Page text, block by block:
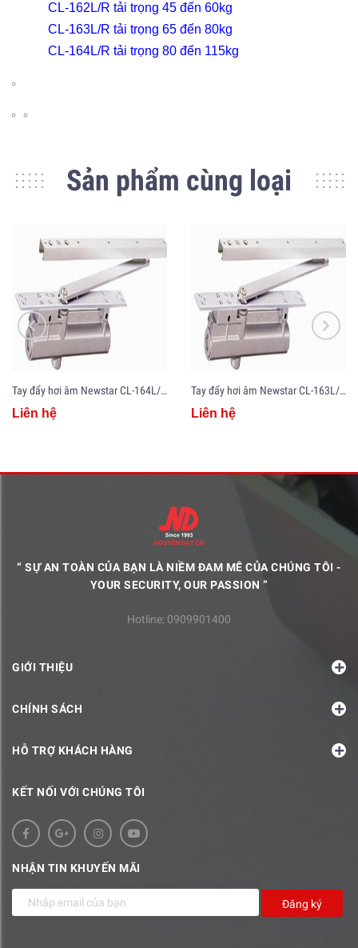
CL-162L/R tải trọng 45 đến 60kg
CL-163L/R tải trọng 65 đến 80kg
CL-164L/R tải trọng 80 đến 115kg
Sản phẩm cùng loại
Tay đẩy hơi âm Newstar CL-164L/R - Made in Japan
Liên hệ
Tay đẩy hơi âm Newstar CL-163L/R - Made in Japan
Liên hệ
“ SỰ AN TOÀN CỦA BẠN LÀ NIỀM ĐAM MÊ CỦA CHÚNG TÔI -
YOUR SECURITY, OUR PASSION ”
Hotline: 0909901400
GIỚI THIỆU
CHÍNH SÁCH
HỖ TRỢ KHÁCH HÀNG
KẾT NỐI VỚI CHÚNG TÔI
NHẬN TIN KHUYẾN MÃI
Đăng ký